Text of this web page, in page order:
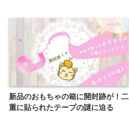
新品のおもちゃの箱に開封跡が！二
重に貼られたテープの謎に迫る